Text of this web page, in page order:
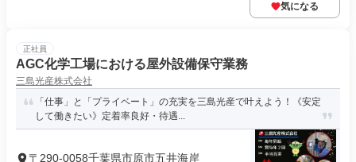
気になる
正社員
AGC化学工場における屋外設備保守業務
三島光産株式会社
「仕事」と「プライベート」の充実を三島光産で叶えよう！《安定
して働きたい》定着率良好・待遇...
〒290-0058千葉県市原市五井海岸